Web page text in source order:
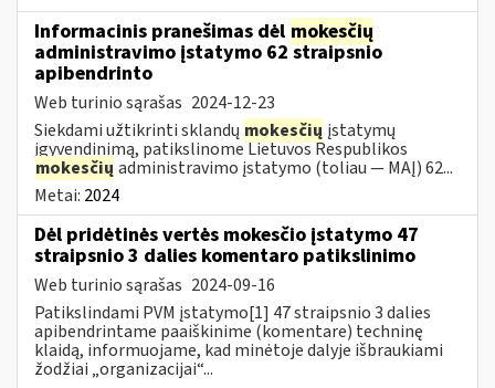
Informacinis pranešimas dėl mokesčių
administravimo įstatymo 62 straipsnio
apibendrinto
Web turinio sąrašas 2024-12-23
Siekdami užtikrinti sklandų mokesčių įstatymų
įgyvendinimą, patikslinome Lietuvos Respublikos
mokesčių administravimo įstatymo (toliau — MAĮ) 62...
Metai: 2024
Dėl pridėtinės vertės mokesčio įstatymo 47
straipsnio 3 dalies komentaro patikslinimo
Web turinio sąrašas 2024-09-16
Patikslindami PVM įstatymo[1] 47 straipsnio 3 dalies
apibendrintame paaiškinime (komentare) techninę
klaidą, informuojame, kad minėtoje dalyje išbraukiami
žodžiai „organizacijai“...